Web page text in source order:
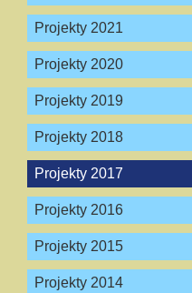
Projekty 2021
Projekty 2020
Projekty 2019
Projekty 2018
Projekty 2017
Projekty 2016
Projekty 2015
Projekty 2014